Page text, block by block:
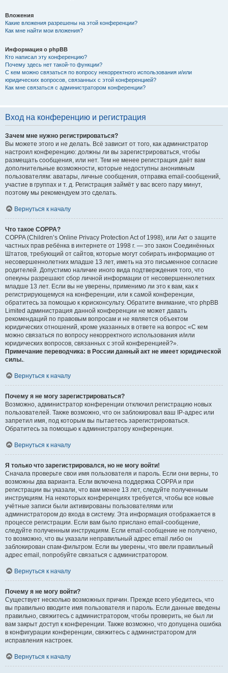
Вложения
Какие вложения разрешены на этой конференции?
Как мне найти мои вложения?
Информация о phpBB
Кто написал эту конференцию?
Почему здесь нет такой-то функции?
С кем можно связаться по вопросу некорректного использования и/или
юридических вопросов, связанных с этой конференцией?
Как мне связаться с администратором конференции?
Вход на конференцию и регистрация
Зачем мне нужно регистрироваться?
Вы можете этого и не делать. Всё зависит от того, как администратор
настроил конференцию: должны ли вы зарегистрироваться, чтобы
размещать сообщения, или нет. Тем не менее регистрация даёт вам
дополнительные возможности, которые недоступны анонимным
пользователям: аватары, личные сообщения, отправка email-сообщений,
участие в группах и т. д. Регистрация займёт у вас всего пару минут,
поэтому мы рекомендуем это сделать.
Вернуться к началу
Что такое COPPA?
COPPA (Children’s Online Privacy Protection Act of 1998), или Акт о защите
частных прав ребёнка в интернете от 1998 г. — это закон Соединённых
Штатов, требующий от сайтов, которые могут собирать информацию от
несовершеннолетних младше 13 лет, иметь на это письменное согласие
родителей. Допустимо наличие иного вида подтверждения того, что
опекуны разрешают сбор личной информации от несовершеннолетних
младше 13 лет. Если вы не уверены, применимо ли это к вам, как к
регистрирующемуся на конференции, или к самой конференции,
обратитесь за помощью к юрисконсульту. Обратите внимание, что phpBB
Limited администрация данной конференции не может давать
рекомендаций по правовым вопросам и не является объектом
юридических отношений, кроме указанных в ответе на вопрос «С кем
можно связаться по вопросу некорректного использования и/или
юридических вопросов, связанных с этой конференцией?».
Примечание переводчика: в России данный акт не имеет юридической
силы..
Вернуться к началу
Почему я не могу зарегистрироваться?
Возможно, администратор конференции отключил регистрацию новых
пользователей. Также возможно, что он заблокировал ваш IP-адрес или
запретил имя, под которым вы пытаетесь зарегистрироваться.
Обратитесь за помощью к администратору конференции.
Вернуться к началу
Я только что зарегистрировался, но не могу войти!
Сначала проверьте свои имя пользователя и пароль. Если они верны, то
возможны два варианта. Если включена поддержка COPPA и при
регистрации вы указали, что вам менее 13 лет, следуйте полученным
инструкциям. На некоторых конференциях требуется, чтобы все новые
учётные записи были активированы пользователями или
администратором до входа в систему. Эта информация отображается в
процессе регистрации. Если вам было прислано email-сообщение,
следуйте полученным инструкциям. Если email-сообщение не получено,
то возможно, что вы указали неправильный адрес email либо он
заблокирован спам-фильтром. Если вы уверены, что ввели правильный
адрес email, попробуйте связаться с администратором.
Вернуться к началу
Почему я не могу войти?
Существует несколько возможных причин. Прежде всего убедитесь, что
вы правильно вводите имя пользователя и пароль. Если данные введены
правильно, свяжитесь с администратором, чтобы проверить, не был ли
вам закрыт доступ к конференции. Также возможно, что допущена ошибка
в конфигурации конференции, свяжитесь с администратором для
исправления настроек.
Вернуться к началу